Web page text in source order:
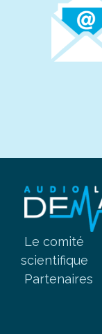
Le comité
scientifique
Partenaires